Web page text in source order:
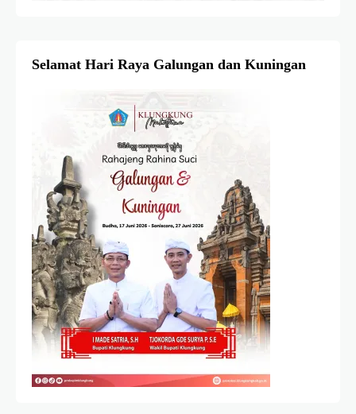
Selamat Hari Raya Galungan dan Kuningan